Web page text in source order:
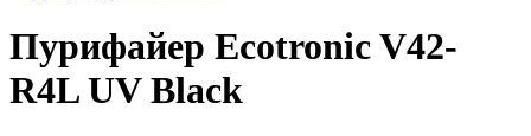
Пурифайер Ecotronic V42-
R4L UV Black